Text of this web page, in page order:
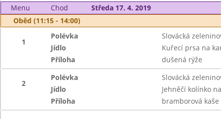
Menu Chod
Středa 17. 4. 2019
Oběd (11:15 - 14:00)
1
Polévka
Slovácká
Jídlo
Kuřecí prsa na
Příloha
dušená rýže
2
Polévka
Slovácká
Jídlo
Jehněčí kolínko
Příloha
bramborová kaše